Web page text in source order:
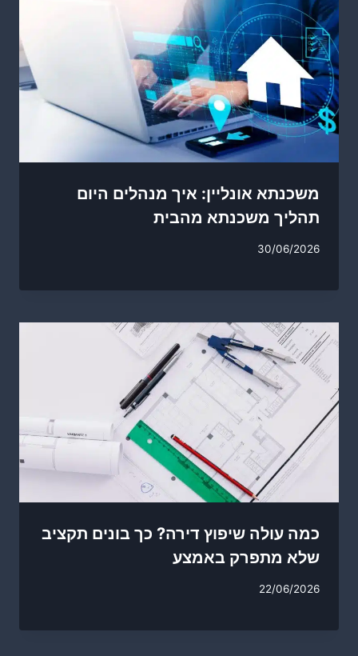
משכנתא אונליין: איך מנהלים היום
תהליך משכנתא מהבית
30/06/2026
כמה עולה שיפוץ דירה? כך בונים תקציב
שלא מתפרק באמצע
22/06/2026